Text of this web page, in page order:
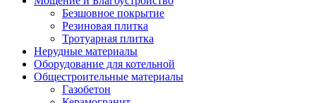
Безшовное покрытие
Резиновая плитка
Тротуарная плитка
Нерудные материалы
Оборудование для котельной
Общестроительные материалы
Газобетон